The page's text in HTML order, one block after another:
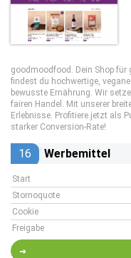
goodmoodfood. Dein Shop für
findest du hochwertige,
bewusste Ernährung. Wir
fairen Handel. Mit unserer
Erlebnisse. Profitiere jetzt als
starker Conversion-Rate!
16 Werbemittel
Start
Stornoquote
Cookie
Freigabe